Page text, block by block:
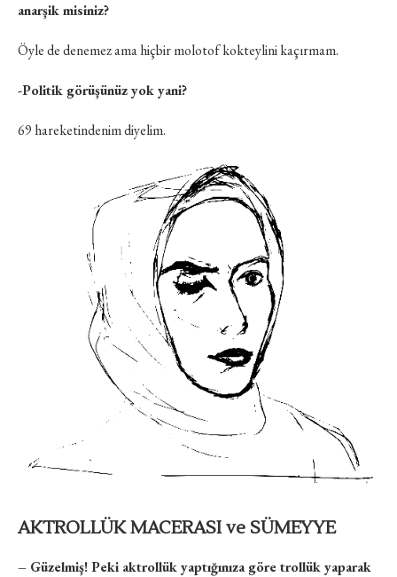
anarşik misiniz?
Öyle de denemez ama hiçbir molotof kokteylini kaçırmam.
-Politik görüşünüz yok yani?
69 hareketindenim diyelim.
AKTROLLÜK MACERASI ve SÜMEYYE
– Güzelmiş! Peki aktrollük yaptığınıza göre trollük yaparak